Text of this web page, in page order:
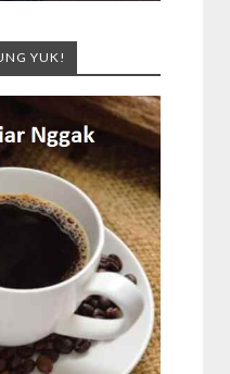
YUK!